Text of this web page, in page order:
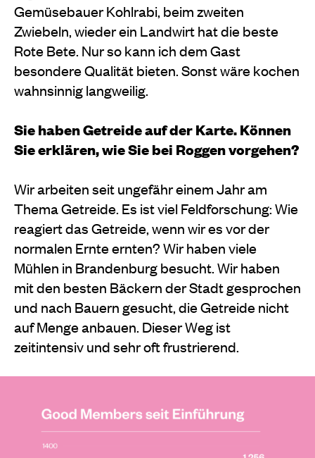
Gemüsebauer Kohlrabi, beim zweiten
Zwiebeln, wieder ein Landwirt hat die beste
Rote Bete. Nur so kann ich dem Gast
besondere Qualität bieten. Sonst wäre kochen
wahnsinnig langweilig.
Sie haben Getreide auf der Karte. Können
Sie erklären, wie Sie bei Roggen vorgehen?
Wir arbeiten seit ungefähr einem Jahr am
Thema Getreide. Es ist viel Feldforschung: Wie
reagiert das Getreide, wenn wir es vor der
normalen Ernte ernten? Wir haben viele
Mühlen in Brandenburg besucht. Wir haben
mit den besten Bäckern der Stadt gesprochen
und nach Bauern gesucht, die Getreide nicht
auf Menge anbauen. Dieser Weg ist
zeitintensiv und sehr oft frustrierend.